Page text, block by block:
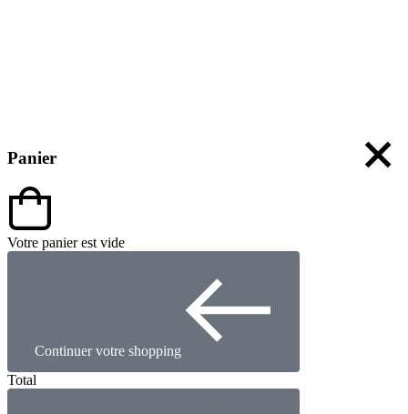
Panier
Votre panier est vide
Continuer votre shopping
Total